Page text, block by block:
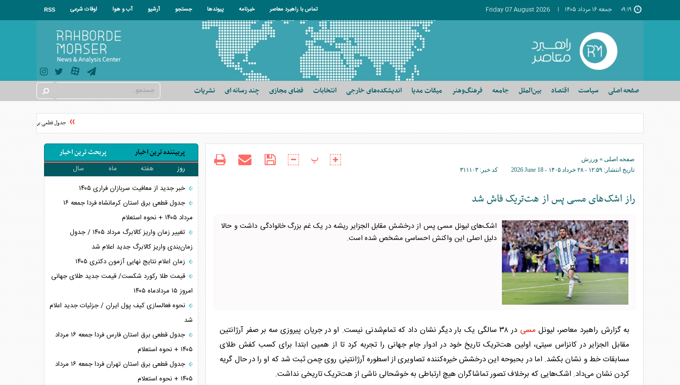
۰۹:۱۹ جمعه ۱۶ مرداد ۱۴۰۵ Friday 07 August 2026 تماس با راهبرد معاصر خبرنامه پیوندها جستجو آرشیو آب و هوا اوقات شرعی RSS
صفحه اصلی سیاست اقتصاد بین‌الملل جامعه فرهنگ‌وهنر میقات مدیا اندیشکده‌های خارجی انتخابات فضای مجازی چند رسانه ای نشریات
جدول قطعی برق استان تهران فردا جمعه ۱۶ مرداد ۱۴۰۵ + نحوه
صفحه اصلی » ورزش
تاریخ انتشار: ۱۲:۵۹ - ۲۸ خرداد ۱۴۰۵ - 2026 June 18 کد خبر: ۳۱۱۱۰۳
پ
راز اشک‌های مسی پس از هت‌تریک فاش شد
‫اشک‌های لیونل مسی پس از درخشش مقابل الجزایر ریشه در یک غم بزرگ خانوادگی داشت و حالا
دلیل اصلی این واکنش احساسی مشخص شده است.
به گزارش راهبرد معاصر، لیونل مسی
در ۳۸ سالگی یک بار دیگر نشان داد که تمام‌شدنی نیست. او در جریان پیروزی سه بر صفر آرژانتین
مقابل الجزایر در کانزاس سیتی، اولین هت‌تریک تاریخ خود در ادوار جام جهانی را تجربه کرد تا از همین ابتدا برای کسب کفش طلای
مسابقات خط و نشان بکشد. اما در بحبوحه این درخشش خیره‌کننده تصاویری از اسطوره آرژانتینی روی چمن ثبت شد که او را در حال گریه
کردن نشان می‌داد. اشک‌هایی که برخلاف تصور تماشاگران هیچ ارتباطی به خوشحالی ناشی از هت‌تریک تاریخی نداشت.
پربیننده ترین اخبار پربحث ترین اخبار
روز هفته ماه
سال
خبر جدید از معافیت سربازان فراری ۱۴۰۵
جدول قطعی برق استان کرمانشاه فردا جمعه ۱۶
مرداد ۱۴۰۵ + نحوه استعلام
تغییر زمان واریز کالابرگ مرداد ۱۴۰۵ / جدول
زمان‌بندی واریز کالابرگ جدید اعلام شد
زمان اعلام نتایج نهایی آزمون دکتری ۱۴۰۵
قیمت طلا رکورد شکست/ قیمت جدید طلای جهانی
امروز ۱۵ مردادماه ۱۴۰۵
نحوه فعالسازی کیف پول ایران / جزئیات جدید اعلام
شد
جدول قطعی برق استان فارس فردا جمعه ۱۶ مرداد
۱۴۰۵ + نحوه استعلام
جدول قطعی برق استان تهران فردا جمعه ۱۶ مرداد
۱۴۰۵ + نحوه استعلام